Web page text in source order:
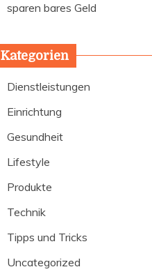
sparen bares Geld
Kategorien
Dienstleistungen
Einrichtung
Gesundheit
Lifestyle
Produkte
Technik
Tipps und Tricks
Uncategorized